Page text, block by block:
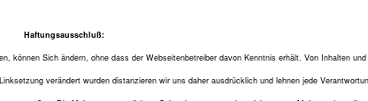
Haftungsausschluß:
können Sich ändern, ohne dass der Webseitenbetreiber davon Kenntnis erhält. Von Inhalten und
verändert wurden distanzieren wir uns daher ausdrücklich und lehnen jede